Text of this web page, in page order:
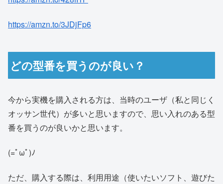
https://amzn.to/3JDjFp6
どの型番を買うのが良い？
今から実機を購入される方は、当時のユーザ（私と同じく
オッサン世代）が多いと思いますので、思い入れのある型
番を買うのが良いかと思います。
(=ﾟωﾟ)ﾉ
ただ、購入する際は、利用用途（使いたいソフト、遊びた